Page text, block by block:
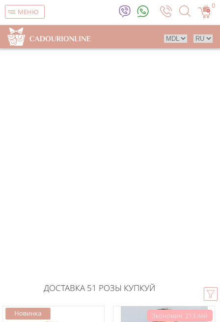
МЕНЮ
0
ДОСТАВКА 51 РОЗЫ КУПКУЙ
Экономия: 213 лей